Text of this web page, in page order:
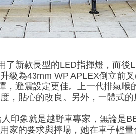
了新款長型的LED指揮燈，而後
級為43mm WP APLEX倒立前
，避震設定更佳。上一代排氣喉
，貼心的改良。另外，一體式
印象就是越野車專家，無論是
家的要求與捧場，她在車子輕量